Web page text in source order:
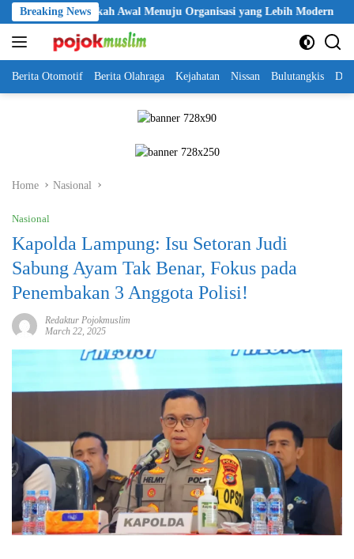
Skip
to
content
Breaking News
Langkah Awal Menuju Organisasi yang Lebih Modern
Berita Otomotif Berita Olahraga Kejahatan Nissan Bulutangkis
Home Nasional
Nasional
Kapolda Lampung: Isu Setoran Judi
Sabung Ayam Tak Benar, Fokus pada
Penembakan 3 Anggota Polisi!
Redaktur Pojokmuslim
March 22, 2025